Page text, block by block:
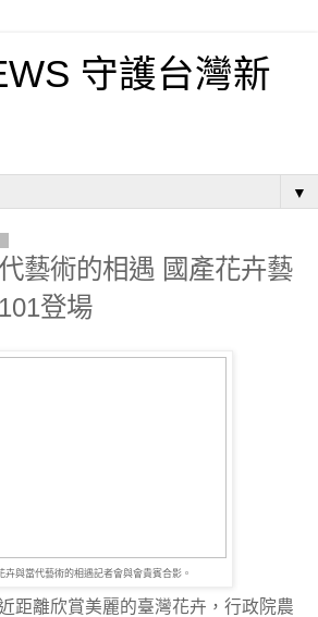
守護台灣新
▼
藝術的相遇 國產花卉藝
登場
卉與當代藝術的相遇記者會與會貴賓合影。
距離欣賞美麗的臺灣花卉，行政院農